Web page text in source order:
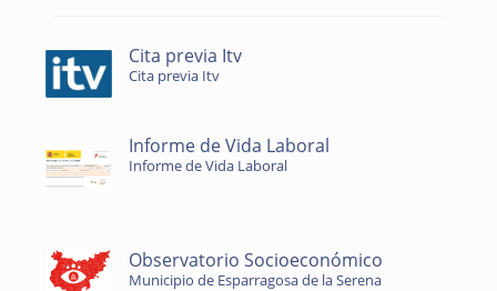
Cita previa Itv
Cita previa Itv
Informe de Vida Laboral
Informe de Vida Laboral
Observatorio Socioeconómico
Municipio de Esparragosa de la Serena